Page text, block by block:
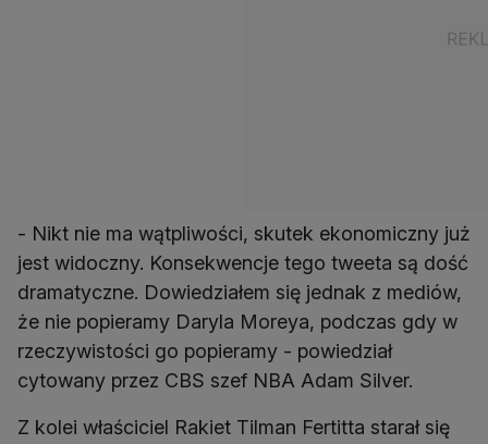
- Nikt nie ma wątpliwości, skutek ekonomiczny już
jest widoczny. Konsekwencje tego tweeta są dość
dramatyczne. Dowiedziałem się jednak z mediów,
że nie popieramy Daryla Moreya, podczas gdy w
rzeczywistości go popieramy - powiedział
cytowany przez CBS szef NBA Adam Silver.
Z kolei właściciel Rakiet Tilman Fertitta starał się